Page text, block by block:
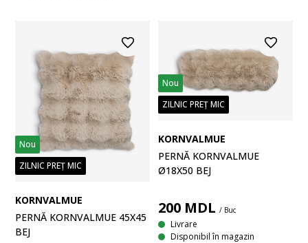
Nou
ZILNIC PREȚ MIC
KORNVALMUE
PERNĂ KORNVALMUE 45X45
BEJ
Nou
ZILNIC PREȚ MIC
KORNVALMUE
PERNĂ KORNVALMUE
Ø18X50 BEJ
200 MDL / Buc
Livrare
Disponibil în magazin